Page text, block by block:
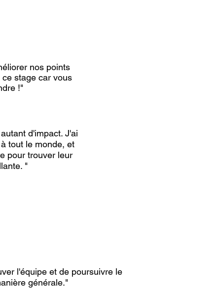
nos points
stage car vous
!"
d'impact. J'ai
tout le monde, et
pour trouver leur
"
l'équipe et de poursuivre le
générale."